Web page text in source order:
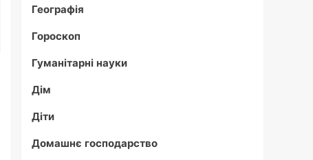
Географія
Гороскоп
Гуманітарні науки
Дім
Діти
Домашнє господарство